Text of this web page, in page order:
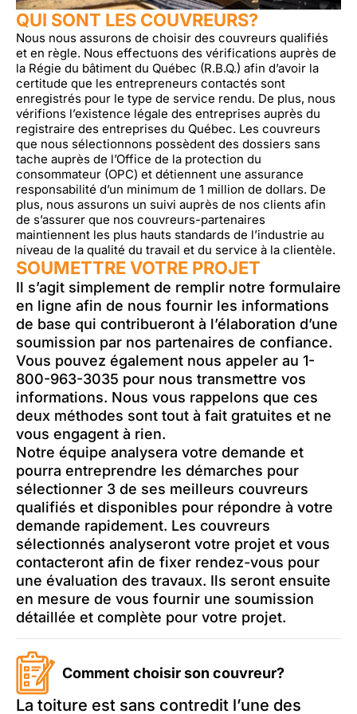
QUI SONT LES COUVREURS?
Nous nous assurons de choisir des couvreurs qualifiés
et en règle. Nous effectuons des vérifications auprès de
la Régie du bâtiment du Québec (R.B.Q.) afin d’avoir la
certitude que les entrepreneurs contactés sont
enregistrés pour le type de service rendu. De plus, nous
vérifions l’existence légale des entreprises auprès du
registraire des entreprises du Québec. Les couvreurs
que nous sélectionnons possèdent des dossiers sans
tache auprès de l’Office de la protection du
consommateur (OPC) et détiennent une assurance
responsabilité d’un minimum de 1 million de dollars. De
plus, nous assurons un suivi auprès de nos clients afin
de s’assurer que nos couvreurs-partenaires
maintiennent les plus hauts standards de l’industrie au
niveau de la qualité du travail et du service à la clientèle.
SOUMETTRE VOTRE PROJET
Il s’agit simplement de remplir notre formulaire
en ligne afin de nous fournir les informations
de base qui contribueront à l’élaboration d’une
soumission par nos partenaires de confiance.
Vous pouvez également nous appeler au 1-
800-963-3035 pour nous transmettre vos
informations. Nous vous rappelons que ces
deux méthodes sont tout à fait gratuites et ne
vous engagent à rien.
Notre équipe analysera votre demande et
pourra entreprendre les démarches pour
sélectionner 3 de ses meilleurs couvreurs
qualifiés et disponibles pour répondre à votre
demande rapidement. Les couvreurs
sélectionnés analyseront votre projet et vous
contacteront afin de fixer rendez-vous pour
une évaluation des travaux. Ils seront ensuite
en mesure de vous fournir une soumission
détaillée et complète pour votre projet.
Comment choisir son couvreur?
La toiture est sans contredit l’une des